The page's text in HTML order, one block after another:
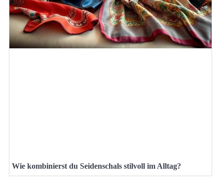
Wie kombinierst du Seidenschals stilvoll im Alltag?